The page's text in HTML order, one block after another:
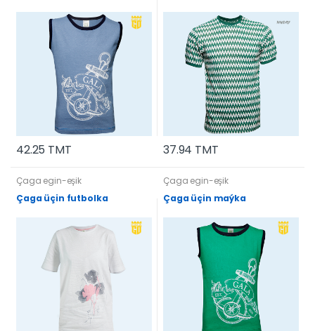
42.25 TMT 37.94 TMT
Çaga egin-eşik
Çaga üçin futbolka
Çaga egin-eşik
Çaga üçin maýka